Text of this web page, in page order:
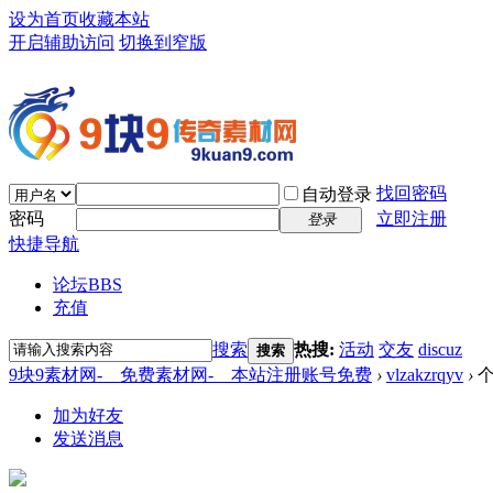
设为首页收藏本站
开启辅助访问 切换到窄版
自动登录 找回密码
密码
登录
立即注册
快捷导航
论坛BBS
充值
搜索 搜索 热搜: 活动 交友 discuz
9块9素材网-＿免费素材网-＿本站注册账号免费 › vlzakzrqyv ›
加为好友
发送消息